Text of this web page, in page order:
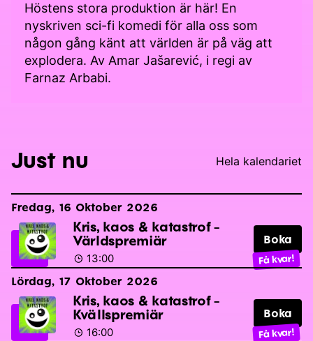
Höstens stora produktion är här! En
nyskriven sci-fi komedi för alla oss som
någon gång känt att världen är på väg att
explodera. Av Amar Jašarević, i regi av
Farnaz Arbabi.
Just nu Hela kalendariet
Fredag, 16 Oktober 2026
Kris, kaos & katastrof -
Världspremiär
13:00
Boka
Få kvar!
Lördag, 17 Oktober 2026
Kris, kaos & katastrof -
Kvällspremiär
16:00
Boka
Få kvar!